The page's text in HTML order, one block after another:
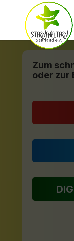
Zum
oder zur